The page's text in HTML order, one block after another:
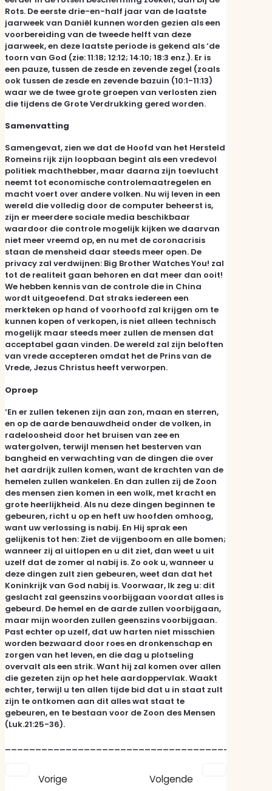
Rots. De eerste drie-en-half jaar van de laatste
jaarweek van Daniël kunnen worden gezien als een
voorbereiding van de tweede helft van deze
jaarweek, en deze laatste periode is gekend als ‘de
toorn van God (zie: 11:18; 12:12; 14:10; 18:3 enz.). Er is
een pauze, tussen de zesde en zevende zegel (zoals
ook tussen de zesde en zevende bazuin (10:1-11:13)
waar we de twee grote groepen van verlosten zien
die tijdens de Grote Verdrukking gered worden.
Samenvatting
Samengevat, zien we dat de Hoofd van het Hersteld
Romeins rijk zijn loopbaan begint als een vredevol
politiek machthebber, maar daarna zijn toevlucht
neemt tot economische controlemaatregelen en
macht voert over andere volken. Nu wij leven in een
wereld die volledig door de computer beheerst is,
zijn er meerdere sociale media beschikbaar
waardoor die controle mogelijk kijken we daarvan
niet meer vreemd op, en nu met de coronacrisis
staan de mensheid daar steeds meer open. De
privacy zal verdwijnen: Big Brother Watches You! zal
tot de realiteit gaan behoren en dat meer dan ooit!
We hebben kennis van de controle die in China
wordt uitgeoefend. Dat straks iedereen een
merkteken op hand of voorhoofd zal krijgen om te
kunnen kopen of verkopen, is niet alleen technisch
mogelijk maar steeds meer zullen de mensen dat
acceptabel gaan vinden. De wereld zal zijn beloften
van vrede accepteren omdat het de Prins van de
Vrede, Jezus Christus heeft verworpen.
Oproep
‘En er zullen tekenen zijn aan zon, maan en sterren,
en op de aarde benauwdheid onder de volken, in
radeloosheid door het bruisen van zee en
watergolven, terwijl mensen het besterven van
bangheid en verwachting van de dingen die over
het aardrijk zullen komen, want de krachten van de
hemelen zullen wankelen. En dan zullen zij de Zoon
des mensen zien komen in een wolk, met kracht en
grote heerlijkheid. Als nu deze dingen beginnen te
gebeuren, richt u op en heft uw hoofden omhoog,
want uw verlossing is nabij. En Hij sprak een
gelijkenis tot hen: Ziet de vijgenboom en alle bomen;
wanneer zij al uitlopen en u dit ziet, dan weet u uit
uzelf dat de zomer al nabij is. Zo ook u, wanneer u
deze dingen zult zien gebeuren, weet dan dat het
Koninkrijk van God nabij is. Voorwaar, Ik zeg u: dit
geslacht zal geenszins voorbijgaan voordat alles is
gebeurd. De hemel en de aarde zullen voorbijgaan,
maar mijn woorden zullen geenszins voorbijgaan.
Past echter op uzelf, dat uw harten niet misschien
worden bezwaard door roes en dronkenschap en
zorgen van het leven, en die dag u plotseling
overvalt als een strik. Want hij zal komen over allen
die gezeten zijn op het hele aardoppervlak. Waakt
echter, terwijl u ten allen tijde bid dat u in staat zult
zijn te ontkomen aan dit alles wat staat te
gebeuren, en te bestaan voor de Zoon des Mensen
(Luk.21:25-36).
Vorige Volgende